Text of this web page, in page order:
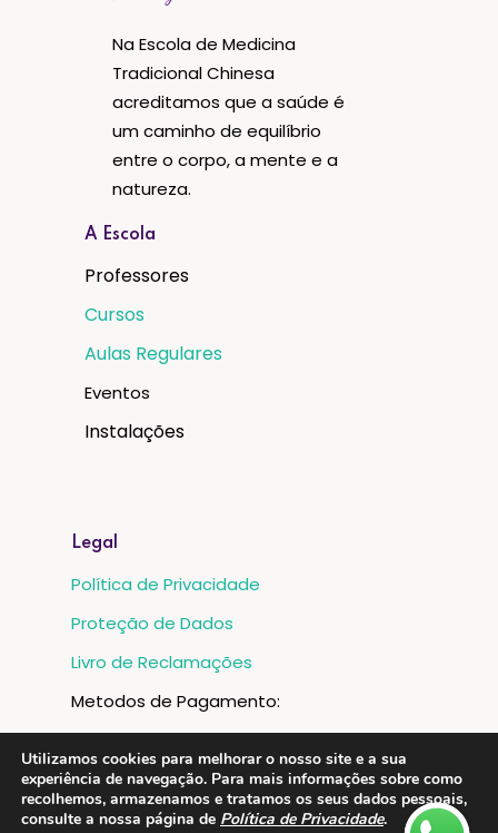
Na Escola de Medicina
Tradicional Chinesa
acreditamos que a saúde é
um caminho de equilíbrio
entre o corpo, a mente e a
natureza.
A Escola
Professores
Cursos
Aulas Regulares
Eventos
Instalações
Legal
Política de Privacidade
Proteção de Dados
Livro de Reclamações
Metodos de Pagamento:
Utilizamos cookies para melhorar o nosso site e a sua
experiência de navegação. Para mais informações sobre como
recolhemos, armazenamos e tratamos os seus dados pessoais,
consulte a nossa página de Política de Privacidade.